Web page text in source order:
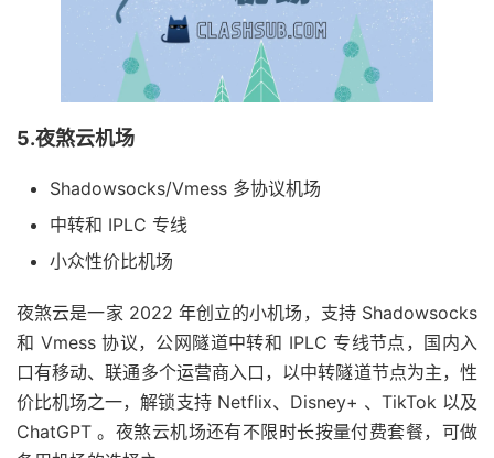
5.夜煞云机场
Shadowsocks/Vmess 多协议机场
中转和 IPLC 专线
小众性价比机场
夜煞云是一家 2022 年创立的小机场，支持 Shadowsocks
和 Vmess 协议，公网隧道中转和 IPLC 专线节点，国内入
口有移动、联通多个运营商入口，以中转隧道节点为主，性
价比机场之一，解锁支持 Netflix、Disney+ 、TikTok 以及
ChatGPT 。夜煞云机场还有不限时长按量付费套餐，可做